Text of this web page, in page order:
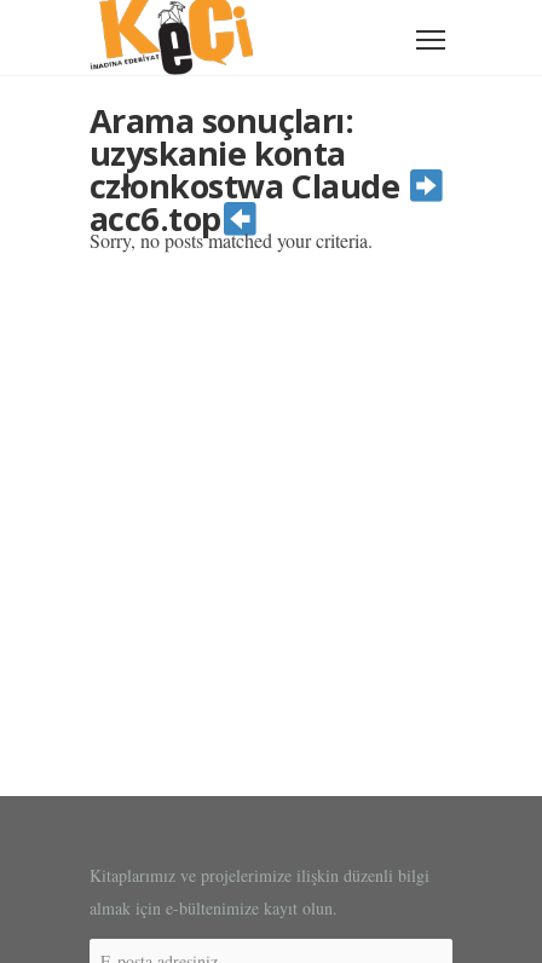
Arama sonuçları:
uzyskanie konta
członkostwa Claude
acc6.top
Sorry, no posts matched your criteria.
Kitaplarımız ve projelerimize ilişkin düzenli bilgi
almak için e-bültenimize kayıt olun.